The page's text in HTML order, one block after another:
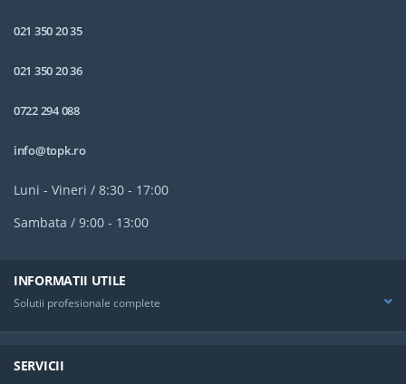
021 350 20 35
021 350 20 36
0722 294 088
info@topk.ro
Luni - Vineri / 8:30 - 17:00
Sambata / 9:00 - 13:00
INFORMATII UTILE
Solutii profesionale complete
SERVICII